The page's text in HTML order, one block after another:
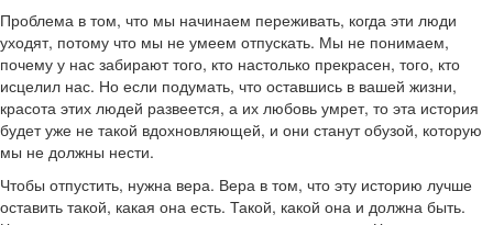
Проблема в том, что мы начинаем переживать, когда эти люди
уходят, потому что мы не умеем отпускать. Мы не понимаем,
почему у нас забирают того, кто настолько прекрасен, того, кто
исцелил нас. Но если подумать, что оставшись в вашей жизни,
красота этих людей развеется, а их любовь умрет, то эта история
будет уже не такой вдохновляющей, и они станут обузой, которую
мы не должны нести.
Чтобы отпустить, нужна вера. Вера в том, что эту историю лучше
оставить такой, какая она есть. Такой, какой она и должна быть.